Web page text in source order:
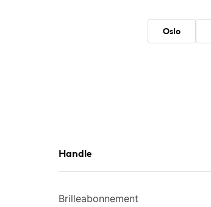
Oslo
Handle
Brilleabonnement